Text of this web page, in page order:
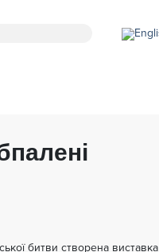
битви створена виставка